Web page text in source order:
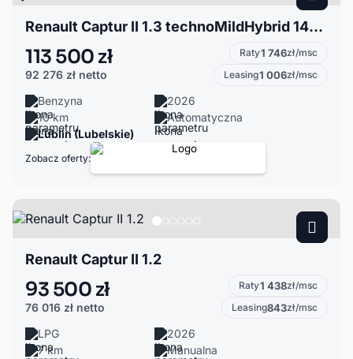
Renault Captur II 1.3 technoMildHybrid 140auto/od ręki!
113 500 zł
92 276 zł netto
Raty1 746zł/msc
Leasing1 006zł/msc
Benzyna
2026
10 km
Automatyczna
Lublin (Lubelskie)
Zobacz oferty:
Renault Captur II 1.2
93 500 zł
76 016 zł netto
Raty1 438zł/msc
Leasing843zł/msc
LPG
2026
7 km
Manualna